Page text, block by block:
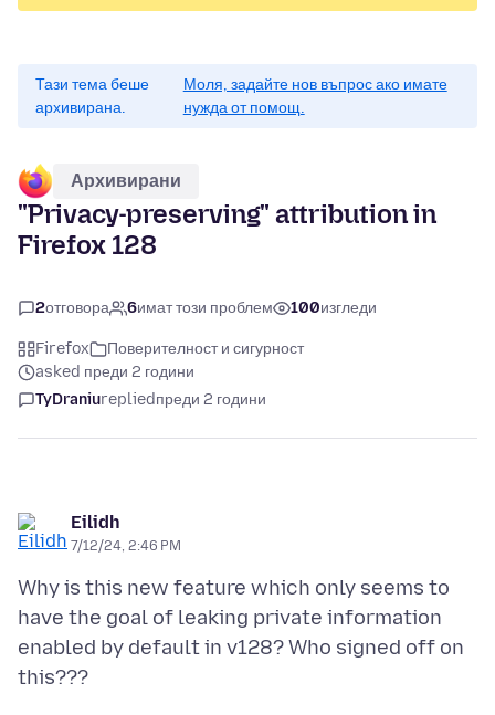
Тази тема беше
архивирана.
Моля, задайте нов въпрос ако имате
нужда от помощ.
Архивирани
"Privacy-preserving" attribution in
Firefox 128
2отговора 6имат този проблем 100изгледи
Firefox
Поверителност и сигурност
asked преди 2 години
TyDraniurepliedпреди 2 години
Eilidh
7/12/24, 2:46 PM
Why is this new feature which only seems to
have the goal of leaking private information
enabled by default in v128? Who signed off on